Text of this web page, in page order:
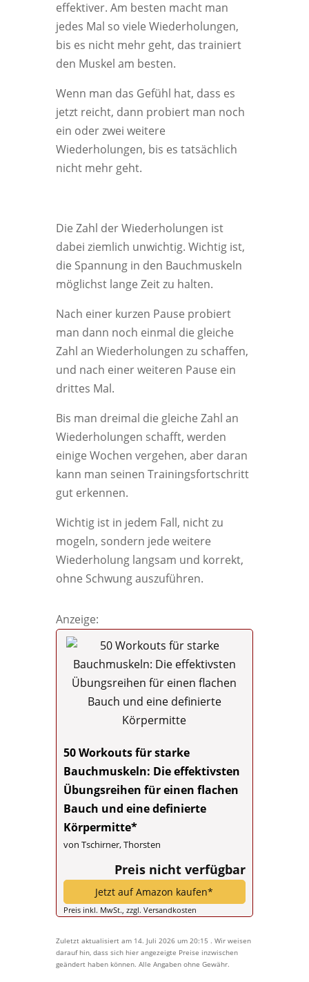
effektiver. Am besten macht man
jedes Mal so viele Wiederholungen,
bis es nicht mehr geht, das trainiert
den Muskel am besten.
Wenn man das Gefühl hat, dass es
jetzt reicht, dann probiert man noch
ein oder zwei weitere
Wiederholungen, bis es tatsächlich
nicht mehr geht.
Die Zahl der Wiederholungen ist
dabei ziemlich unwichtig. Wichtig ist,
die Spannung in den Bauchmuskeln
möglichst lange Zeit zu halten.
Nach einer kurzen Pause probiert
man dann noch einmal die gleiche
Zahl an Wiederholungen zu schaffen,
und nach einer weiteren Pause ein
drittes Mal.
Bis man dreimal die gleiche Zahl an
Wiederholungen schafft, werden
einige Wochen vergehen, aber daran
kann man seinen Trainingsfortschritt
gut erkennen.
Wichtig ist in jedem Fall, nicht zu
mogeln, sondern jede weitere
Wiederholung langsam und korrekt,
ohne Schwung auszuführen.
Anzeige:
50 Workouts für starke
Bauchmuskeln: Die effektivsten
Übungsreihen für einen flachen
Bauch und eine definierte
Körpermitte*
von Tschirner, Thorsten
Preis nicht verfügbar
Jetzt auf Amazon kaufen*
Preis inkl. MwSt., zzgl. Versandkosten
Zuletzt aktualisiert am 14. Juli 2026 um 20:15 . Wir weisen
darauf hin, dass sich hier angezeigte Preise inzwischen
geändert haben können. Alle Angaben ohne Gewähr.